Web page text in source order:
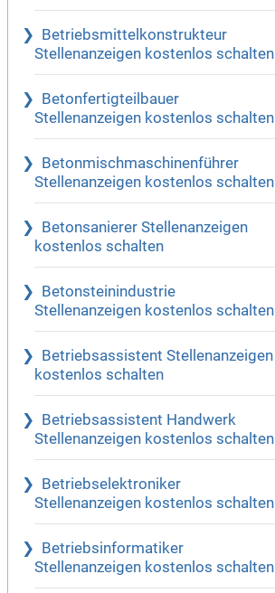
Betriebsmittelkonstrukteur
Stellenanzeigen kostenlos schalten
Betonfertigteilbauer
Stellenanzeigen kostenlos schalten
Betonmischmaschinenführer
Stellenanzeigen kostenlos schalten
Betonsanierer Stellenanzeigen
kostenlos schalten
Betonsteinindustrie
Stellenanzeigen kostenlos schalten
Betriebsassistent Stellenanzeigen
kostenlos schalten
Betriebsassistent Handwerk
Stellenanzeigen kostenlos schalten
Betriebselektroniker
Stellenanzeigen kostenlos schalten
Betriebsinformatiker
Stellenanzeigen kostenlos schalten